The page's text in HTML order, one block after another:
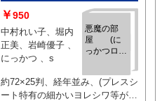
悪魔の部
屋 (に
っかつロマ
プレスシー
ト)
￥950
中村れい子、堀内
正美、岩崎優子 、
にっかつ 、s
約72×25判、経年並み、(プレスシ
ート特有の細かいヨレシワ等があ